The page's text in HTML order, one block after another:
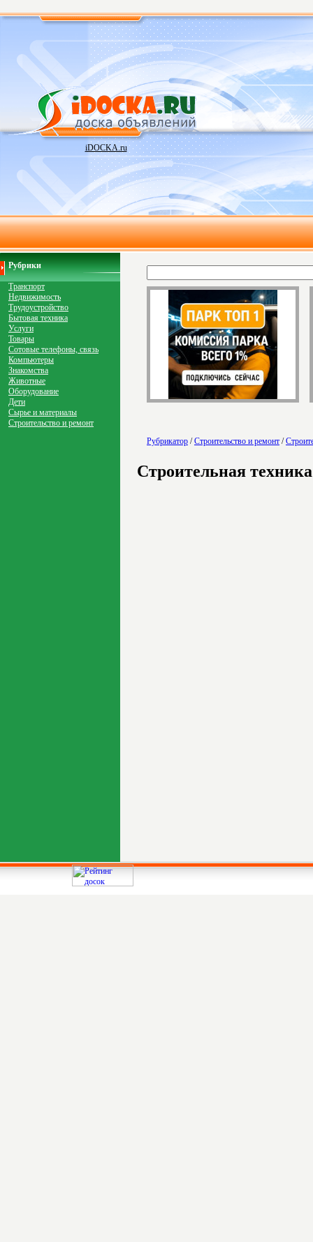
iDOCKA.ru
Рубрики
Транспорт
Недвижимость
Трудоустройство
Бытовая техника
Услуги
Товары
Сотовые телефоны, связь
Компьютеры
Знакомства
Животные
Оборудование
Дети
Сырье и материалы
Строительство и ремонт
Рубрикатор /Строительство и ремонт /
Строительная техника